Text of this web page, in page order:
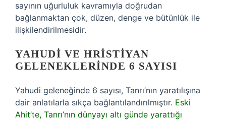
sayının uğurluluk kavramıyla doğrudan
bağlanmaktan çok, düzen, denge ve bütünlük ile
ilişkilendirilmesidir.
YAHUDI VE HRISTIYAN
GELENEKLERINDE 6 SAYISI
Yahudi geleneğinde 6 sayısı, Tanrı’nın yaratılışına
dair anlatılarla sıkça bağlantılandırılmıştır. Eski
Ahit’te, Tanrı’nın dünyayı altı günde yarattığı